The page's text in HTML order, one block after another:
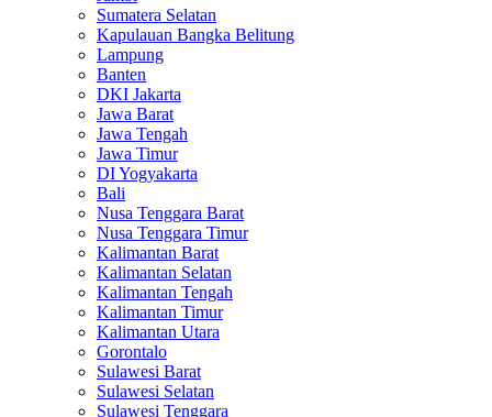
Sumatera Selatan
Kapulauan Bangka Belitung
Lampung
Banten
DKI Jakarta
Jawa Barat
Jawa Tengah
Jawa Timur
DI Yogyakarta
Bali
Nusa Tenggara Barat
Nusa Tenggara Timur
Kalimantan Barat
Kalimantan Selatan
Kalimantan Tengah
Kalimantan Timur
Kalimantan Utara
Gorontalo
Sulawesi Barat
Sulawesi Selatan
Sulawesi Tenggara